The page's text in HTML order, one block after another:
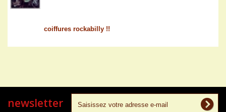
coiffures rockabilly !!
newsletter